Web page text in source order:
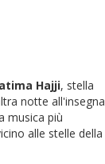
atima Hajji, stella
notte all'insegna
musica più
alle stelle della